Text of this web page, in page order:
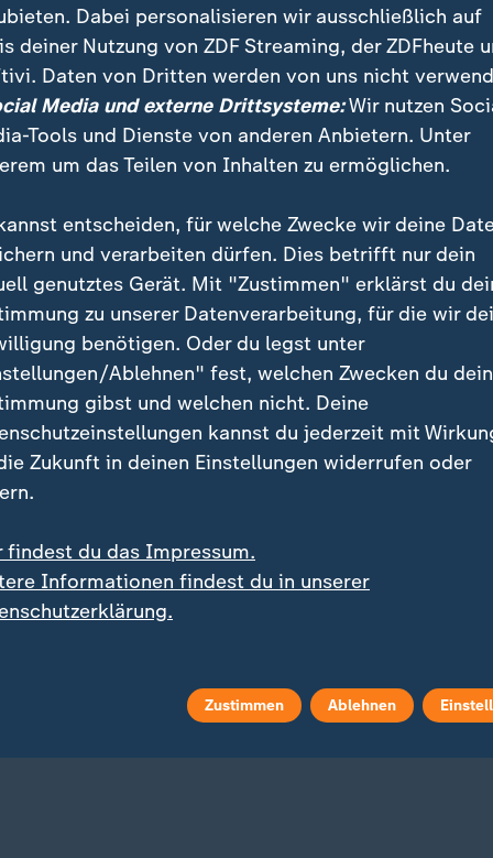
| heute 19:00 Uhr:
dauern an
1:37
Nachrichten | heute 19:00 Uhr:
Lebenslange Haft nach
Anschlag
Video 1:33
greift die Ukraine an
Liveblog
Liveblog
Dabei personalisieren wir ausschließlich auf
deiner Nutzung von ZDF Streaming, der ZDFheute
Daten von Dritten werden von uns nicht
Media und externe Drittsysteme:Wir nutzen
Tools und Dienste von anderen Anbietern. Unter
um das Teilen von Inhalten zu ermöglichen.
entscheiden, für welche Zwecke wir deine
und verarbeiten dürfen. Dies betrifft nur dein
genutztes Gerät. Mit "Zustimmen" erklärst du
zu unserer Datenverarbeitung, für die wir
benötigen. Oder du legst unter
Ablehnen" fest, welchen Zwecken du
gibst und welchen nicht. Deine
kannst du jederzeit mit
Zukunft in deinen Einstellungen widerrufen oder
findest du das Impressum.
Informationen findest du in unserer
Zustimmen Ablehnen